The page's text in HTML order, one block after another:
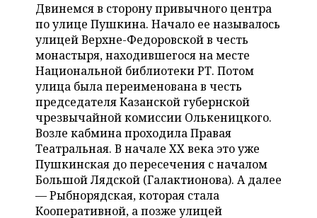
КОМУ ПРИНАДЛЕЖАТ
ТОРГОВЫЕ ЦЕНТРЫ
ТАТАРСТАНА
БЮДЖЕТ
ИНВЕСТИЦИИ
АГРОПРОМ
МАШИНОСТРОЕНИЕ
НЕФТЕХИМИЯ
НЕФТЬ
ОПК
ЭНЕРГЕТИКА
НОВОСТИ АВТО
БИЗНЕС
НОВОСТИ БИЗНЕСА
РОЗНИЧНАЯ ТОРГОВЛЯ
ТРАНСПОРТ
УСЛУГИ
ТЕХНОЛОГИИ
НОВОСТИ ТЕХНОЛОГИЙ
МЕДИА
ТЕЛЕКОММУНИКАЦИИ
МЕРОПРИЯТИЯ
НОВОСТИ МЕРОПРИЯТИЙ
ВЫЕЗДНАЯ РЕДАКЦИЯ
БИЗНЕС-БРАНЧИ
СПОРТ
НОВОСТИ СПОРТА
ФУТБОЛ
ОБЩЕСТВО
НОВОСТИ ОБЩЕСТВА
ФОТОГАЛЕРЕЯ
Двинемся в сторону привычного центра
по улице Пушкина. Начало ее называлось
улицей Верхне-Федоровской в честь
монастыря, находившегося на месте
Национальной библиотеки РТ. Потом
улица была переименована в честь
председателя Казанской губернской
чрезвычайной комиссии Олькеницкого.
Возле кабмина проходила Правая
Театральная. В начале XX века это уже
Пушкинская до пересечения с началом
Большой Лядской (Галактионова). А далее
— Рыбнорядская, которая стала
Кооперативной, а позже улицей